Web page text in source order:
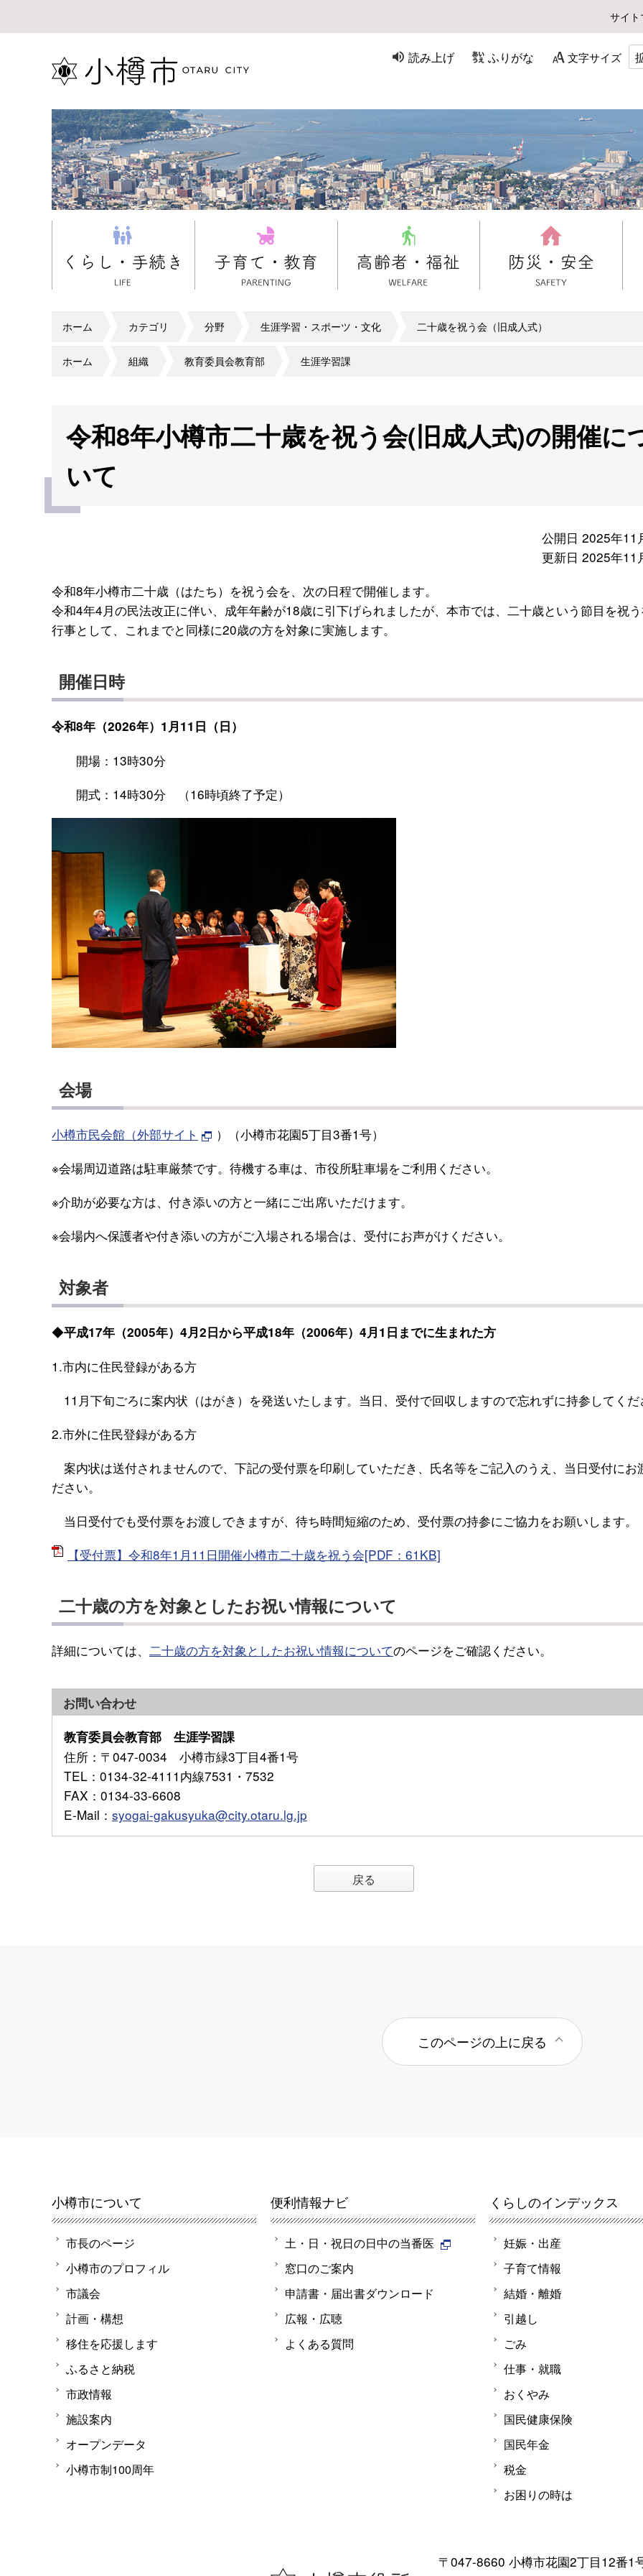
サイ
読み上げ ふりがな 文字サイズ
ホーム カテゴリ 分野 生涯学習・スポーツ・文化 二十歳を祝う会（旧成人式）
ホーム 組織 教育委員会教育部 生涯学習課
令和8年小樽市二十歳を祝う会(旧成人式)の開催に
いて
公開日 2025年11
更新日 2025年11
令和8年小樽市二十歳（はたち）を祝う会を、次の日程で開催します。
令和4年4月の民法改正に伴い、成年年齢が18歳に引下げられましたが、本市では、二十歳という節目を祝
行事として、これまでと同様に20歳の方を対象に実施します。
開催日時
令和8年（2026年）1月11日（日）
開場：13時30分
開式：14時30分 （16時頃終了予定）
会場
小樽市民会館（外部サイト
）（小樽市花園5丁目3番1号）
※会場周辺道路は駐車厳禁です。待機する車は、市役所駐車場をご利用ください。
※介助が必要な方は、付き添いの方と一緒にご出席いただけます。
※会場内へ保護者や付き添いの方がご入場される場合は、受付にお声がけください。
対象者
◆平成17年（2005年）4月2日から平成18年（2006年）4月1日までに生まれた方
1.市内に住民登録がある方
11月下旬ごろに案内状（はがき）を発送いたします。当日、受付で回収しますので忘れずに持参してくだ
2.市外に住民登録がある方
案内状は送付されませんので、下記の受付票を印刷していただき、氏名等をご記入のうえ、当日受付にお
ださい。
当日受付でも受付票をお渡しできますが、待ち時間短縮のため、受付票の持参にご協力をお願いします。
【受付票】令和8年1月11日開催小樽市二十歳を祝う会[PDF：61KB]
二十歳の方を対象としたお祝い情報について
詳細については、 二十歳の方を対象としたお祝い情報についてのページをご確認ください。
お問い合わせ
教育委員会教育部 生涯学習課
住所 ：〒047-0034 小樽市緑3丁目4番1号
TEL ：0134-32-4111内線7531・7532
FAX ：0134-33-6608
E-Mail ： syogai-gakusyuka@city.otaru.lg.jp
戻る
このページの上に戻る
小樽市について
市長のページ
小樽市のプロフィル
市議会
計画・構想
移住を応援します
ふるさと納税
市政情報
施設案内
オープンデータ
小樽市制100周年
便利情報ナビ
土・日・祝日の日中の当番医
窓口のご案内
申請書・届出書ダウンロード
広報・広聴
よくある質問
くらしのインデックス
妊娠・出産
子育て情報
結婚・離婚
引越し
ごみ
仕事・就職
おくやみ
国民健康保険
国民年金
税金
お困りの時は
〒047-8660 小樽市花園2丁目12番1